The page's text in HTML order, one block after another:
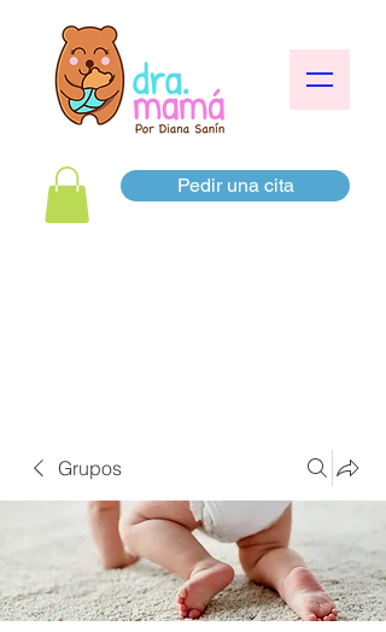
Pedir una cita
Grupos